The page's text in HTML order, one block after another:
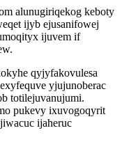
alunugiriqekog keboty
ijyb ejusanifowej
ijuvem if
qyjyfakovulesa
yjujunoberac
totilejuvanujumi.
pukevy ixuvogoqyrit
ijaheruc